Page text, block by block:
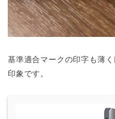
基準適合マークの印字も薄
印象です。